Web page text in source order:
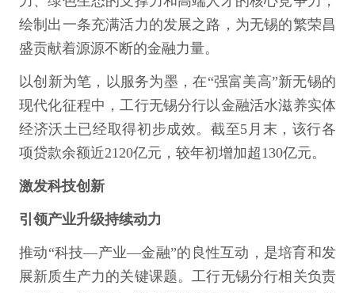
绘制出一条充满活力的发展之路，为无锡的繁荣昌
盛贡献着源源不断的金融力量。
以创新为笔，以服务为墨，在“强富美高”新无锡的
现代化征程中，工行无锡分行以金融活水滋养实体
经济沃土已经取得初步成效。截至5月末，该行各
项贷款余额近2120亿元，较年初增加超130亿元。
激发科技创新
引领产业升级持续动力
推动“科技—产业—金融”的良性互动，是培育和发
展新质生产力的关键课题。工行无锡分行相关负责